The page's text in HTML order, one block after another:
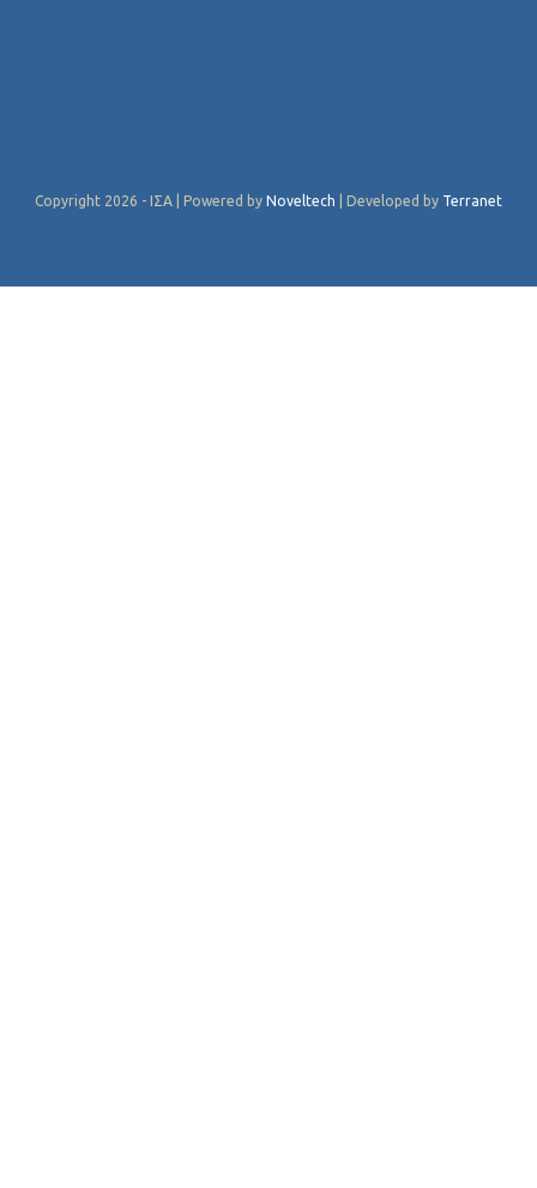
Copyright 2026 - ΙΣΑ | Powered by Noveltech | Developed by Terranet